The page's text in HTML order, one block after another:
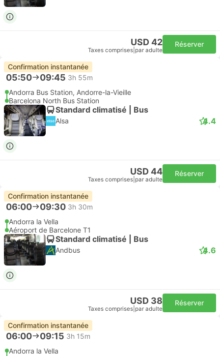
USD 42
Taxes comprises par adulte
Réserver
Confirmation instantanée
05:50 09:45 3h 55m
Andorra Bus Station, Andorre-la-Vieille
Barcelona North Bus Station
Standard climatisé | Bus
Alsa 4.4
USD 44
Taxes comprises par adulte
Réserver
Confirmation instantanée
06:00 09:30 3h 30m
Andorra la Vella
Aéroport de Barcelone T1
Standard climatisé | Bus
Andbus 4.6
USD 38
Taxes comprises par adulte
Réserver
Confirmation instantanée
06:00 09:15 3h 15m
Andorra la Vella